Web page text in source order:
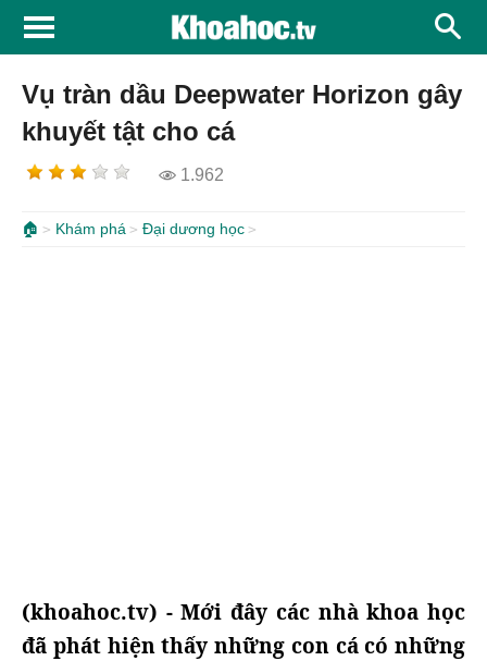
Vụ tràn dầu Deepwater Horizon gây
khuyết tật cho cá
1.962
🏠 Khám phá Đại dương học
(khoahoc.tv) - Mới đây các nhà khoa học
đã phát hiện thấy những con cá có những